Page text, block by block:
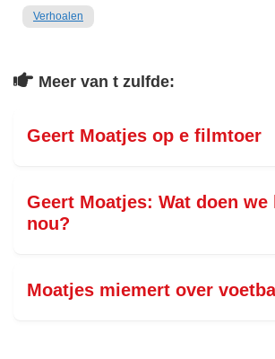
Verhoalen
Meer van t zulfde:
Geert Moatjes op e filmtoer
Geert Moatjes: Wat doen we
nou?
Moatjes miemert over